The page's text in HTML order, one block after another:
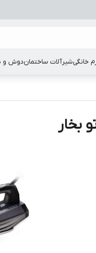
خانگیشیرآلات ساختماندوش و
بخار